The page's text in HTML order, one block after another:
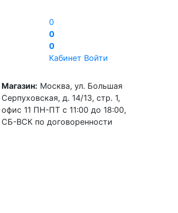
0
0
0
Кабинет Войти
Магазин: Москва, ул. Большая
Серпуховская, д. 14/13, стр. 1,
офис 11 ПН-ПТ с 11:00 до 18:00,
СБ-ВСК по договоренности